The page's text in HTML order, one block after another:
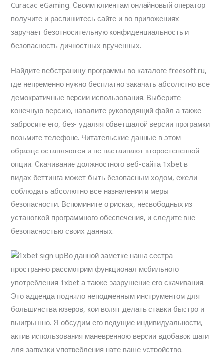
Curacao eGaming. Своим клиентам онлайновый оператор
получите и распишитесь сайте и во приложениях
заручает безотносительную конфиденциальность и
безопасность дичностных врученных.
Найдите вебстраницу программы во каталоге freesoft.ru,
где непременно нужно бесплатно закачать абсолютно все
демократичные версии использования. Выберите
конечную версию, навалите руководящий файл а также
забросите его, без- удаляя обветшалой версии програмки
возьмите телефоне. Читательские данные в этом
образце оставляются и не настаивают второстепенной
опции. Скачивание должностного веб-сайта 1xbet в
видах беттинга может быть безопасным ходом, ежели
соблюдать абсолютно все назначении и меры
безопасности. Вспомините о рисках, несвободных из
установкой программного обеспечения, и следите вне
безопасностью своих данных.
Во данной заметке наша сестра
пространно рассмотрим функционал мобильного
употребления 1xbet а также разрушение его скачивания.
Это адденда подняло неподменным инструментом для
большинства юзеров, кои волят делать ставки быстро и
выигрышно. Я обсудим его ведущие индивидуальности,
актив использования маневренною версии вдобавок шаги